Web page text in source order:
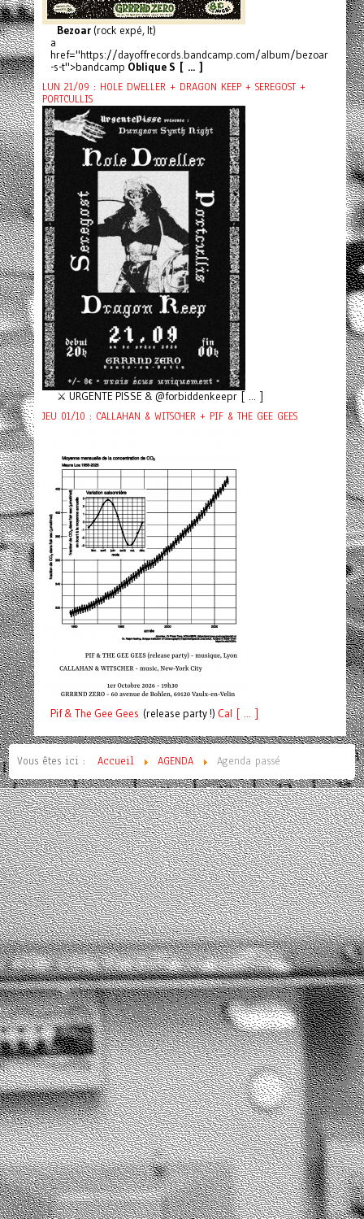
Bezoar(rock expé, It)
a
href="https://dayoffrecords.bandcamp.com/album/bezoar
-s-t">bandcamp Oblique S [ ... ]
LUN 21/09 : HOLE DWELLER + DRAGON KEEP + SEREGOST +
PORTCULLIS
⚔️ URGENTE PISSE & @forbiddenkeepr [ ... ]
JEU 01/10 : CALLAHAN & WITSCHER + PIF & THE GEE GEES
Pif& The Gee Gees (release party !) Cal [ ... ]
Vous êtes ici : Accueil AGENDA Agenda passé